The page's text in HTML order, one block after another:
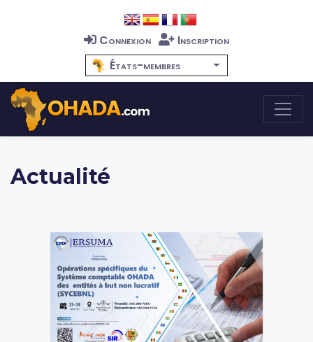
Connexion
Inscription
États-membres
Actualité